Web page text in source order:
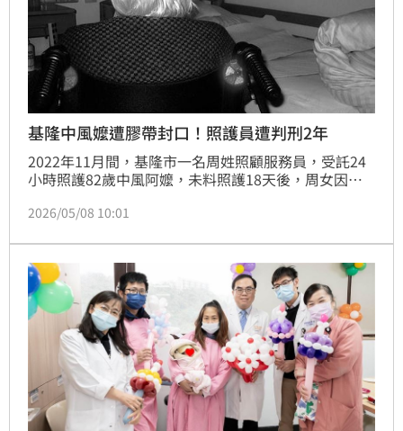
基隆中風嬤遭膠帶封口！照護員遭判刑2年
2022年11月間，基隆市一名周姓照顧服務員，受託24
小時照護82歲中風阿嬤，未料照護18天後，周女因不
箱膠帶，最後戴上口罩遮掩。基隆地院審理，周女表示
女為受過專業訓練的照護員，卻未遵守專業常規，因此
依強制罪判刑2年，不得緩刑。可上訴。
2026/05/08 10:01